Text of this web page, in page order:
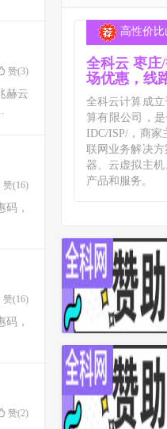
赞(3)
赫云
赞(16)
，
赞(16)
，
赞(2)
高性价
全科云 枣庄
场优惠，线
全科云计算成
算有限公司，
IDC/ISP/，商
联网业务解决
器、云虚拟主
产品和服务。